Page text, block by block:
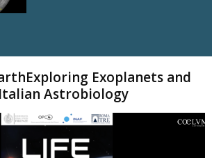
Exoplanets and
Astrobiology